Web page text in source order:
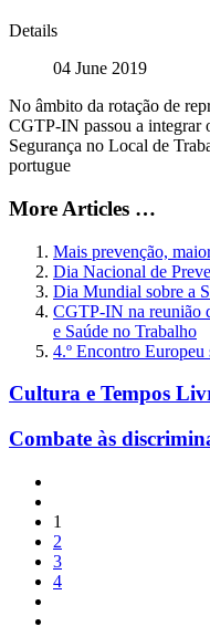
Details
04 June 2019
No âmbito da rotação de
CGTP-IN passou a integrar
Segurança no Local de
portugue
More Articles …
Mais prevenção,
Dia Nacional de
Dia Mundial sobre a
CGTP-IN na reunião
e Saúde no Trabalho
4.º Encontro Europeu
Cultura e Tempos
Combate às
1
2
3
4